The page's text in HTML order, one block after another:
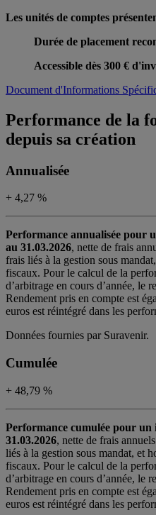
Les unités de comptes
Durée de placement
Accessible dès 300 €
Document d'Informations
Performance de la
depuis sa création
Annualisée
+ 4,27 %
Performance annualisée pour
au 31.03.2026, nette de frais
frais liés à la gestion sous
fiscaux. Pour le calcul de la
d’arbitrage en cours d’année, le
Rendement pris en compte est
euros est réintégré dans les
Données fournies par Suravenir.
Cumulée
+ 48,79 %
Performance cumulée pour un
31.03.2026, nette de frais
liés à la gestion sous mandat, et
fiscaux. Pour le calcul de la
d’arbitrage en cours d’année, le
Rendement pris en compte est
euros est réintégré dans les